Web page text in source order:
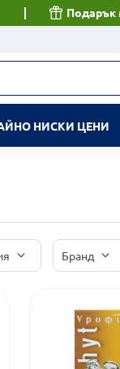
Подарък
НИСКИ ЦЕНИ
Бранд